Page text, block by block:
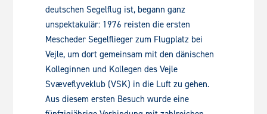
deutschen Segelflug ist, begann ganz
unspektakulär: 1976 reisten die ersten
Mescheder Segelflieger zum Flugplatz bei
Vejle, um dort gemeinsam mit den dänischen
Kolleginnen und Kollegen des Vejle
Svæveflyveklub (VSK) in die Luft zu gehen.
Aus diesem ersten Besuch wurde eine